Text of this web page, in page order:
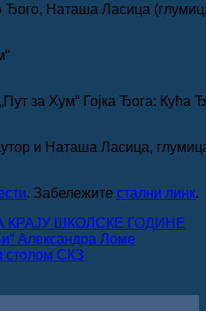
Ђого, Наташа Ласица
за Хум“ Гојка Ђога: Кућа
и Наташа Ласица,
. Забележите стални линк.
ШКОЛСКЕ ГОДИНЕ
Александра Ломе
столом СКЗ